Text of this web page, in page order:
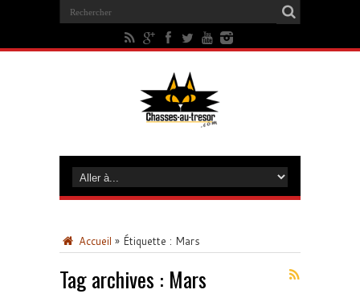
Accueil » Étiquette : Mars
Tag archives : Mars